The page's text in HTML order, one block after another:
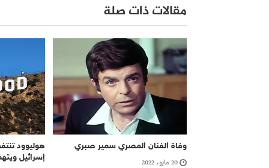
مقالات ذات صلة
وفاة الفنان المصري سمير صبري
20 مايو، 2022
هوليوود
إسرائيل